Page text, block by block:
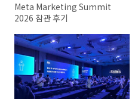
Meta Marketing Summit
2026 참관 후기